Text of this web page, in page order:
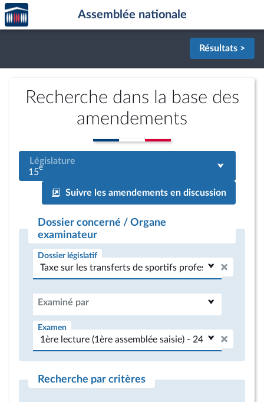
Aller au contenu
Aller en bas de la page
Accèder
à la
page
Assemblée nationale
Résultats >
Recherche dans la base des
amendements
Législature
15e
Suivre les amendements en discussion
Dossier concerné / Organe
examinateur
Dossier législatif
Examiné par
Examen
Recherche par critères